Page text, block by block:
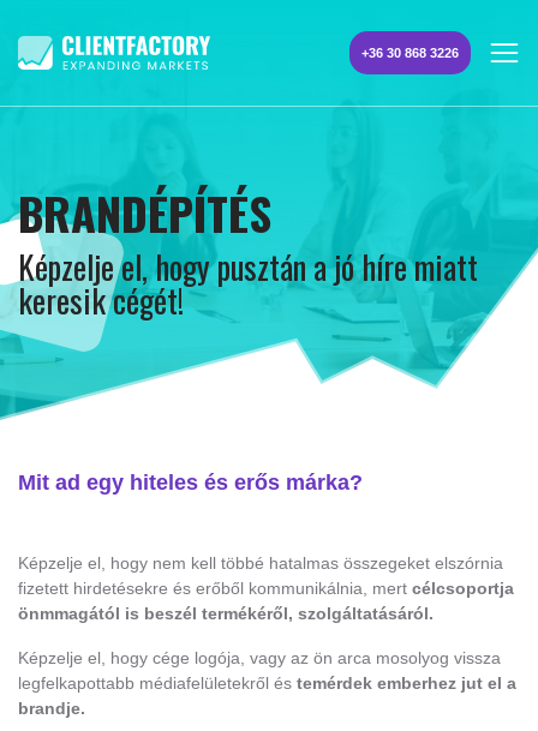
+36 30 868 3226
BRANDÉPÍTÉS
Képzelje el, hogy pusztán a jó híre miatt
keresik cégét!
Mit ad egy hiteles és erős márka?
Képzelje el, hogy nem kell többé hatalmas összegeket elszórnia
fizetett hirdetésekre és erőből kommunikálnia, mert célcsoportja
önmmagától is beszél termékéről, szolgáltatásáról.
Képzelje el, hogy cége logója, vagy az ön arca mosolyog vissza
legfelkapottabb médiafelületekről és temérdek emberhez jut el a
brandje.